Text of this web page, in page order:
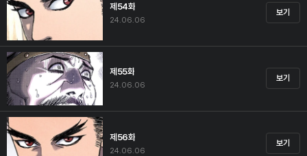
제54화
24.06.06
보기
제55화
24.06.06
보기
제56화
24.06.06
보기